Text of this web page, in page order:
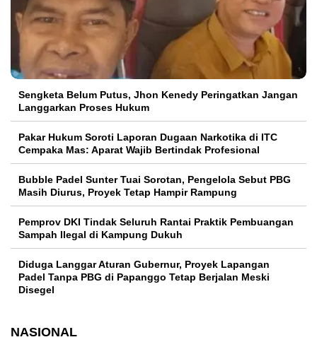
Sengketa Belum Putus, Jhon Kenedy Peringatkan Jangan
Langgarkan Proses Hukum
Pakar Hukum Soroti Laporan Dugaan Narkotika di ITC
Cempaka Mas: Aparat Wajib Bertindak Profesional
Bubble Padel Sunter Tuai Sorotan, Pengelola Sebut PBG
Masih Diurus, Proyek Tetap Hampir Rampung
Pemprov DKI Tindak Seluruh Rantai Praktik Pembuangan
Sampah Ilegal di Kampung Dukuh
Diduga Langgar Aturan Gubernur, Proyek Lapangan
Padel Tanpa PBG di Papanggo Tetap Berjalan Meski
Disegel
NASIONAL